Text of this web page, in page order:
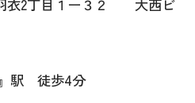
衣2丁目１ー３２ 大西ビ
駅 徒歩4分